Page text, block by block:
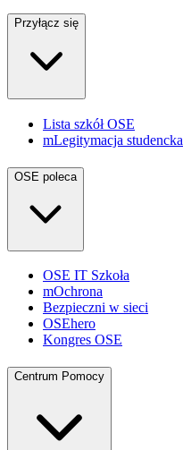
Przyłącz się
Lista szkół OSE
mLegitymacja studencka
OSE poleca
OSE IT Szkoła
mOchrona
Bezpieczni w sieci
OSEhero
Kongres OSE
Centrum Pomocy